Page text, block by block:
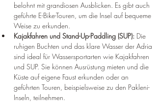
belohnt mit grandiosen Ausblicken. Es gibt auch
geführte E-Bike-Touren, um die Insel auf bequeme
Weise zu erkunden.
Kajakfahren und Stand-Up-Paddling (SUP): Die
ruhigen Buchten und das klare Wasser der Adria
sind ideal für Wassersportarten wie Kajakfahren
und SUP. Sie können Ausrüstung mieten und die
Küste auf eigene Faust erkunden oder an
geführten Touren, beispielsweise zu den Pakleni-
Inseln, teilnehmen.